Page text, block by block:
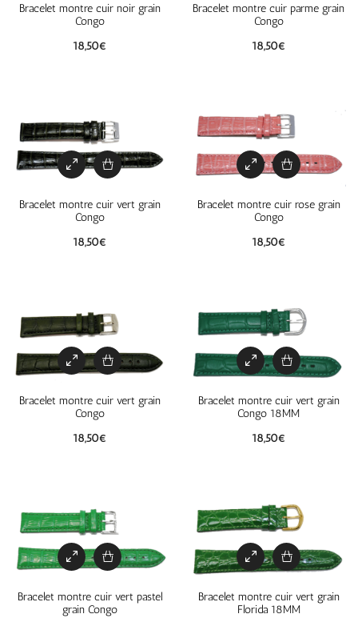
Bracelet montre cuir noir grain
Congo
18,50€
Bracelet montre cuir parme grain
Congo
18,50€
Bracelet montre cuir vert grain
Congo
18,50€
Bracelet montre cuir rose grain
Congo
18,50€
Bracelet montre cuir vert grain
Congo
18,50€
Bracelet montre cuir vert grain
Congo 18MM
18,50€
Bracelet montre cuir vert pastel
grain Congo
Bracelet montre cuir vert grain
Florida 18MM